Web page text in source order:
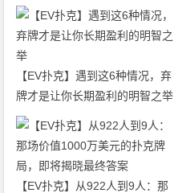
【EV扑克】遇到这6种情况，弃
牌才是让你长期盈利的明智之举
【EV扑克】从922人到9人：那